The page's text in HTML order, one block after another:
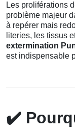
Les proliférations
problème majeur
à repérer mais
literies, les tissus
extermination
est indispensable
✔️